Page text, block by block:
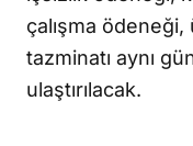
çalışma
tazminatı aynı
ulaştırılacak.